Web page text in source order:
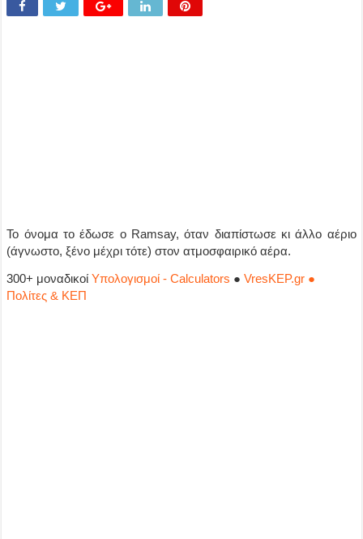
Το όνομα το έδωσε ο Ramsay, όταν διαπίστωσε κι άλλο αέριο
(άγνωστο, ξένο μέχρι τότε) στον ατμοσφαιρικό αέρα.
300+ μοναδικοίΥπολογισμοί - Calculators ●VresKEP.gr ●
Πολίτες & ΚΕΠ